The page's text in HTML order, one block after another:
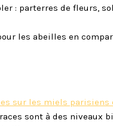
: parterres de fleurs,
les abeilles en
sur les miels parisiens
sont à des niveaux